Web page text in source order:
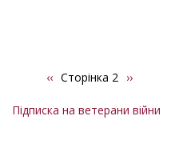
Розбивка
сторінки
Попередня
‹‹ Сторінка 2
Наступна
››
Підписка на ветерани війни